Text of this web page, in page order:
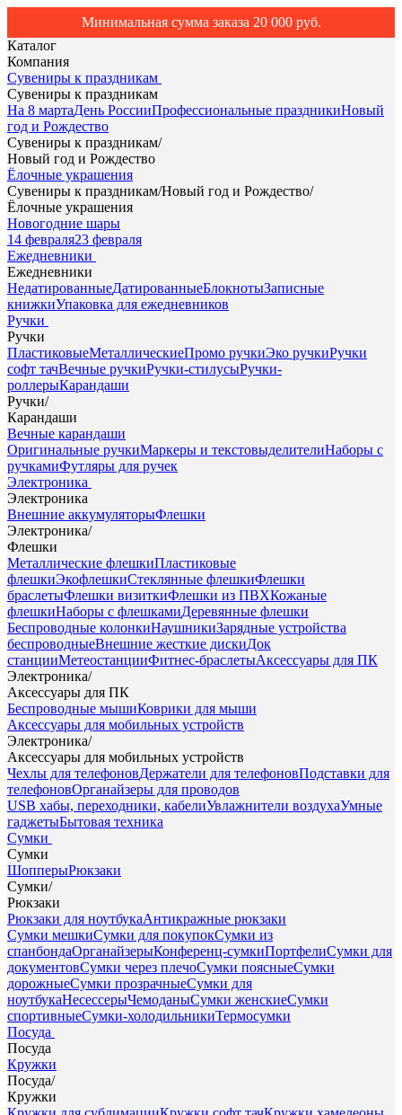
Минимальная сумма заказа 20 000 руб.
Каталог
Компания
Сувениры к праздникам
Сувениры к праздникам
На 8 мартаДень РоссииПрофессиональные праздникиНовый
год и Рождество
Сувениры к праздникам/
Новый год и Рождество
Ёлочные украшения
Сувениры к праздникам/Новый год и Рождество/
Ёлочные украшения
Новогодние шары
14 февраля23 февраля
Ежедневники
Ежедневники
НедатированныеДатированныеБлокнотыЗаписные
книжкиУпаковка для ежедневников
Ручки
Ручки
ПластиковыеМеталлическиеПромо ручкиЭко ручкиРучки
софт тачВечные ручкиРучки-стилусыРучки-
роллерыКарандаши
Ручки/
Карандаши
Вечные карандаши
Оригинальные ручкиМаркеры и текстовыделителиНаборы с
ручкамиФутляры для ручек
Электроника
Электроника
Внешние аккумуляторыФлешки
Электроника/
Флешки
Металлические флешкиПластиковые
флешкиЭкофлешкиСтеклянные флешкиФлешки
браслетыФлешки визиткиФлешки из ПВХКожаные
флешкиНаборы с флешкамиДеревянные флешки
Беспроводные колонкиНаушникиЗарядные устройства
беспроводныеВнешние жесткие дискиДок
станцииМетеостанцииФитнес-браслетыАксессуары для ПК
Электроника/
Аксессуары для ПК
Беспроводные мышиКоврики для мыши
Аксессуары для мобильных устройств
Электроника/
Аксессуары для мобильных устройств
Чехлы для телефоновДержатели для телефоновПодставки для
телефоновОрганайзеры для проводов
USB хабы, переходники, кабелиУвлажнители воздухаУмные
гаджетыБытовая техника
Сумки
Сумки
ШопперыРюкзаки
Сумки/
Рюкзаки
Рюкзаки для ноутбукаАнтикражные рюкзаки
Сумки мешкиСумки для покупокСумки из
спанбондаОрганайзерыКонференц-сумкиПортфелиСумки для
документовСумки через плечоСумки поясныеСумки
дорожныеСумки прозрачныеСумки для
ноутбукаНесессерыЧемоданыСумки женскиеСумки
спортивныеСумки-холодильникиТермосумки
Посуда
Посуда
Кружки
Посуда/
Кружки